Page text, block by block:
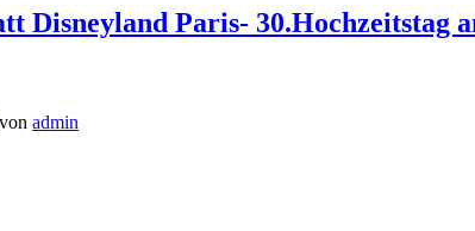
Disneyland Paris- 30.Hochzeitstag
von admin